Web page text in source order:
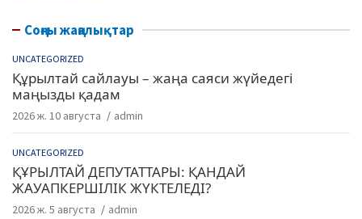
Соңғы жаңалықтар
UNCATEGORIZED
Құрылтай сайлауы – жаңа саяси жүйедегі
маңызды қадам
2026 ж. 10 августа admin
UNCATEGORIZED
ҚҰРЫЛТАЙ ДЕПУТАТТАРЫ: ҚАНДАЙ
ЖАУАПКЕРШІЛІК ЖҮКТЕЛЕДІ?
2026 ж. 5 августа admin